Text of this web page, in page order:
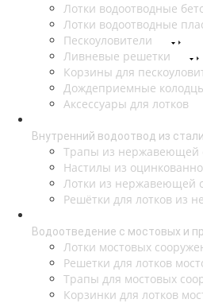
Лотки водоотводные
Лотки водоотводные
Пескоуловители
Ливневые решетки
Корзины для
Дождеприемные
Аксессуары для лотков
Внутренний водоотвод из стали
Трапы из нержавеющей
Настилы из
Лотки из нержавеющей
Решётки для лотков из
Водоотведение с мостовых и
Лотки мостовых
Решетки для лотков
Трапы для мостовых
Корзинки для лотков